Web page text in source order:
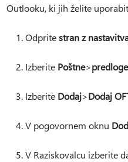
Outlooku, ki jih želite
Odpritestran z
Izberite Poštne>predloge
Izberite Dodaj>Dodaj
V pogovornem oknu
V Raziskovalcu izberite